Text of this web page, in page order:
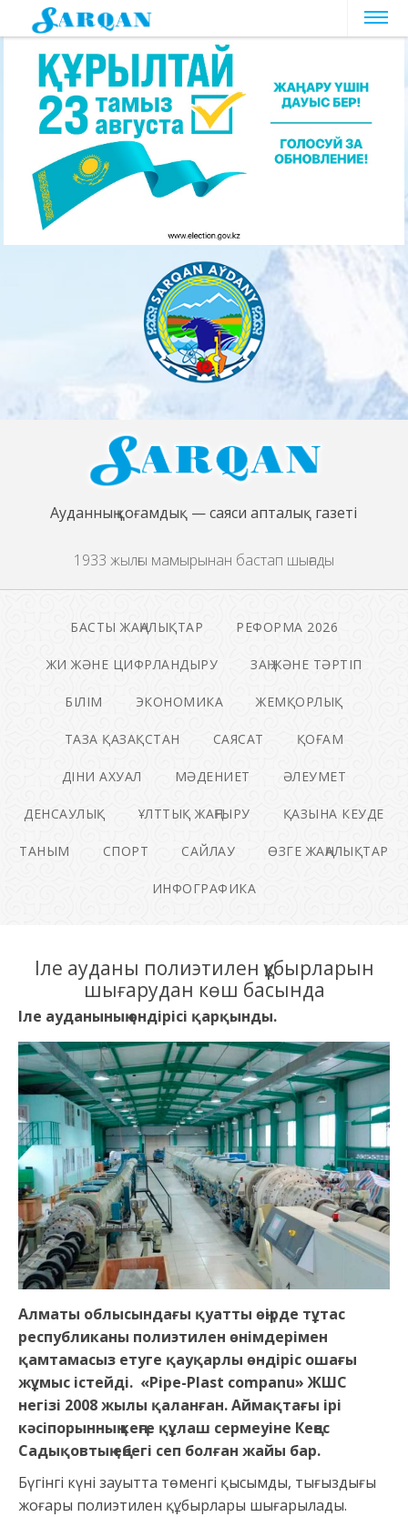
Ауданның қоғамдық — саяси апталық газеті
1933 жылғы мамырынан бастап шығады
БАСТЫ ЖАҢАЛЫҚТАР РЕФОРМА 2026
ЖИ ЖӘНЕ ЦИФРЛАНДЫРУ ЗАҢ ЖӘНЕ ТӘРТІП
БІЛІМ ЭКОНОМИКА ЖЕМҚОРЛЫҚ
ТАЗА ҚАЗАҚСТАН САЯСАТ ҚОҒАМ
ДІНИ АХУАЛ МӘДЕНИЕТ ӘЛЕУМЕТ
ДЕНСАУЛЫҚ ҰЛТТЫҚ ЖАҢҒЫРУ ҚАЗЫНА КЕУДЕ
ТАНЫМ СПОРТ САЙЛАУ ӨЗГЕ ЖАҢАЛЫҚТАР
ИНФОГРАФИКА
Іле ауданы полиэтилен құбырларын
шығарудан көш басында
Іле ауданының өндірісі қарқынды.
Алматы облысындағы қуатты өңірде тұтас
республиканы полиэтилен өнімдерімен
қамтамасыз етуге қауқарлы өндіріс ошағы
жұмыс істейді. «Pipe-Plast companu» ЖШС
негізі 2008 жылы қаланған. Аймақтағы ірі
кәсіпорынның кеңге құлаш сермеуіне Кеңес
Садықовтың еңбегі сеп болған жайы бар.
Бүгінгі күні зауытта төменгі қысымды, тығыздығы
жоғары полиэтилен құбырлары шығарылады.